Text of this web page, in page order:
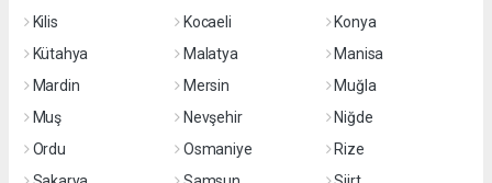
Kilis
Kocaeli
Konya
Kütahya
Malatya
Manisa
Mardin
Mersin
Muğla
Muş
Nevşehir
Niğde
Ordu
Osmaniye
Rize